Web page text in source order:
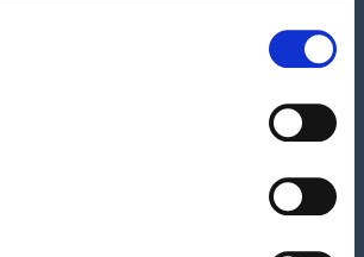
des ventes : structure des
des fiches, gestion
SEO e-commerce Une…